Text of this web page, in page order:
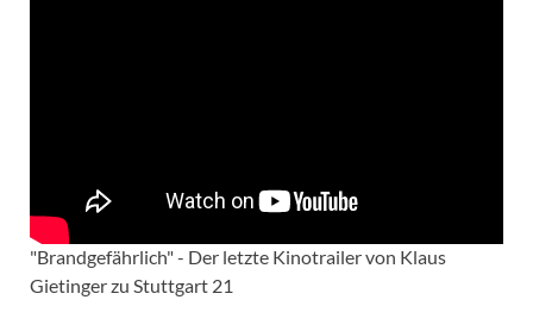
"Brandgefährlich" - Der letzte Kinotrailer von Klaus
Gietinger zu Stuttgart 21